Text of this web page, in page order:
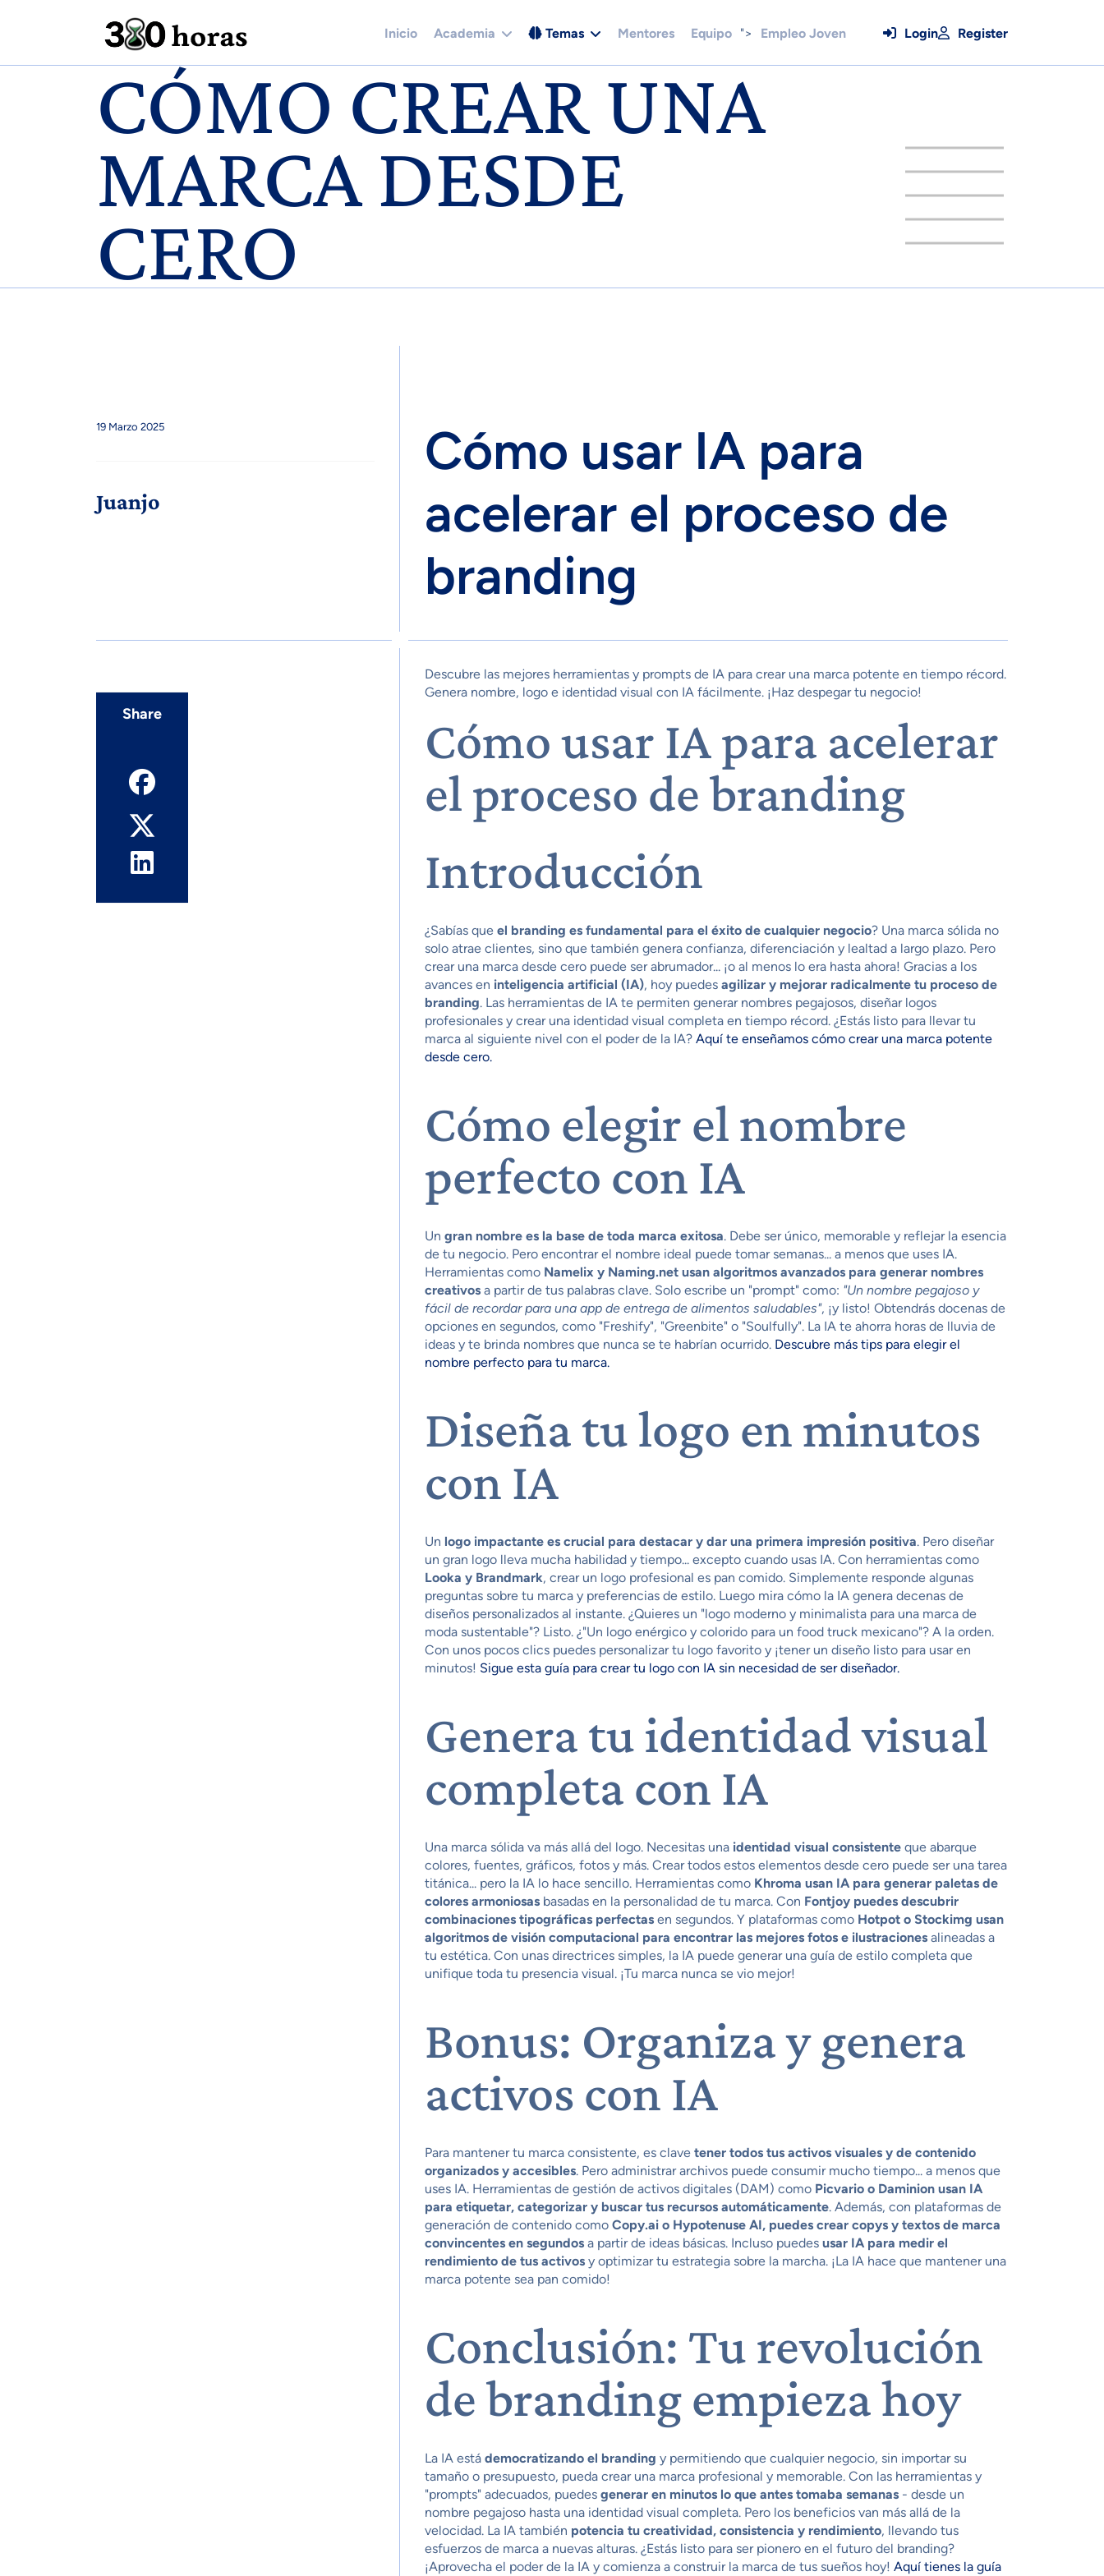
Inicio Academia Temas Mentores Equipo "> Empleo Joven Login Register
CÓMO CREAR UNA
MARCA DESDE
CERO
19 Marzo 2025
Juanjo
Cómo usar IA para
acelerar el proceso de
branding
Share
Descubre las mejores herramientas y prompts de IA para crear una marca potente en tiempo récord.
Genera nombre, logo e identidad visual con IA fácilmente. ¡Haz despegar tu negocio!
Cómo usar IA para acelerar
el proceso de branding
Introducción
¿Sabías que el branding es fundamental para el éxito de cualquier negocio? Una marca sólida no
solo atrae clientes, sino que también genera confianza, diferenciación y lealtad a largo plazo. Pero
crear una marca desde cero puede ser abrumador... ¡o al menos lo era hasta ahora! Gracias a los
avances en inteligencia artificial (IA), hoy puedes agilizar y mejorar radicalmente tu proceso de
branding. Las herramientas de IA te permiten generar nombres pegajosos, diseñar logos
profesionales y crear una identidad visual completa en tiempo récord. ¿Estás listo para llevar tu
marca al siguiente nivel con el poder de la IA? Aquí te enseñamos cómo crear una marca potente
desde cero.
Cómo elegir el nombre
perfecto con IA
Un gran nombre es la base de toda marca exitosa. Debe ser único, memorable y reflejar la esencia
de tu negocio. Pero encontrar el nombre ideal puede tomar semanas... a menos que uses IA.
Herramientas como Namelix y Naming.net usan algoritmos avanzados para generar nombres
creativos a partir de tus palabras clave. Solo escribe un "prompt" como: "Un nombre pegajoso y
fácil de recordar para una app de entrega de alimentos saludables", ¡y listo! Obtendrás docenas de
opciones en segundos, como "Freshify", "Greenbite" o "Soulfully". La IA te ahorra horas de lluvia de
ideas y te brinda nombres que nunca se te habrían ocurrido. Descubre más tips para elegir el
nombre perfecto para tu marca.
Diseña tu logo en minutos
con IA
Un logo impactante es crucial para destacar y dar una primera impresión positiva. Pero diseñar
un gran logo lleva mucha habilidad y tiempo... excepto cuando usas IA. Con herramientas como
Looka y Brandmark, crear un logo profesional es pan comido. Simplemente responde algunas
preguntas sobre tu marca y preferencias de estilo. Luego mira cómo la IA genera decenas de
diseños personalizados al instante. ¿Quieres un "logo moderno y minimalista para una marca de
moda sustentable"? Listo. ¿"Un logo enérgico y colorido para un food truck mexicano"? A la orden.
Con unos pocos clics puedes personalizar tu logo favorito y ¡tener un diseño listo para usar en
minutos! Sigue esta guía para crear tu logo con IA sin necesidad de ser diseñador.
Genera tu identidad visual
completa con IA
Una marca sólida va más allá del logo. Necesitas una identidad visual consistente que abarque
colores, fuentes, gráficos, fotos y más. Crear todos estos elementos desde cero puede ser una tarea
titánica... pero la IA lo hace sencillo. Herramientas como Khroma usan IA para generar paletas de
colores armoniosas basadas en la personalidad de tu marca. Con Fontjoy puedes descubrir
combinaciones tipográficas perfectas en segundos. Y plataformas como Hotpot o Stockimg usan
algoritmos de visión computacional para encontrar las mejores fotos e ilustraciones alineadas a
tu estética. Con unas directrices simples, la IA puede generar una guía de estilo completa que
unifique toda tu presencia visual. ¡Tu marca nunca se vio mejor!
Bonus: Organiza y genera
activos con IA
Para mantener tu marca consistente, es clave tener todos tus activos visuales y de contenido
organizados y accesibles. Pero administrar archivos puede consumir mucho tiempo... a menos que
uses IA. Herramientas de gestión de activos digitales (DAM) como Picvario o Daminion usan IA
para etiquetar, categorizar y buscar tus recursos automáticamente. Además, con plataformas de
generación de contenido como Copy.ai o Hypotenuse AI, puedes crear copys y textos de marca
convincentes en segundos a partir de ideas básicas. Incluso puedes usar IA para medir el
rendimiento de tus activos y optimizar tu estrategia sobre la marcha. ¡La IA hace que mantener una
marca potente sea pan comido!
Conclusión: Tu revolución
de branding empieza hoy
La IA está democratizando el branding y permitiendo que cualquier negocio, sin importar su
tamaño o presupuesto, pueda crear una marca profesional y memorable. Con las herramientas y
"prompts" adecuados, puedes generar en minutos lo que antes tomaba semanas - desde un
nombre pegajoso hasta una identidad visual completa. Pero los beneficios van más allá de la
velocidad. La IA también potencia tu creatividad, consistencia y rendimiento, llevando tus
esfuerzos de marca a nuevas alturas. ¿Estás listo para ser pionero en el futuro del branding?
¡Aprovecha el poder de la IA y comienza a construir la marca de tus sueños hoy! Aquí tienes la guía